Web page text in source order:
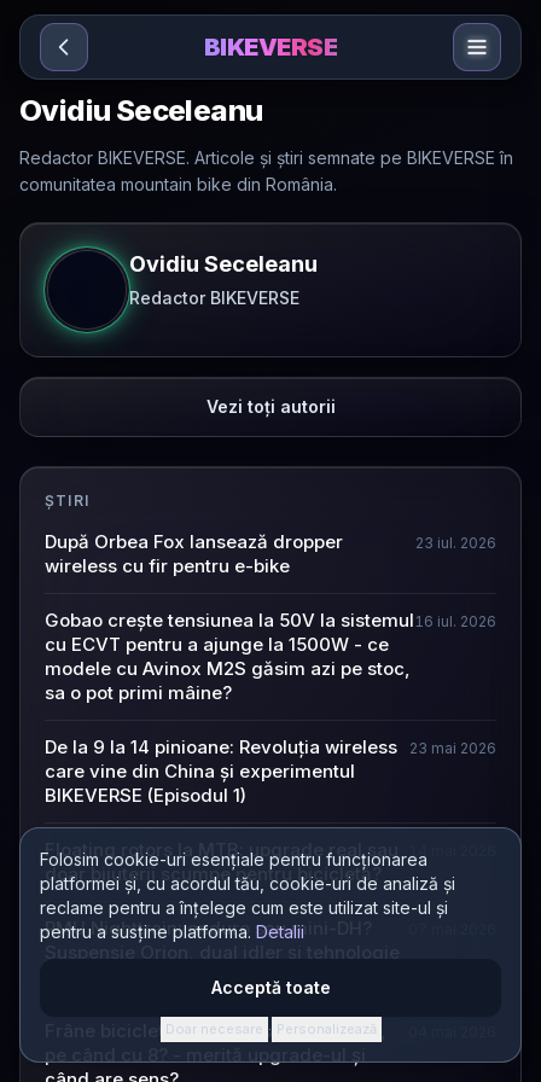
Sari la conținut
Folosim cookie-uri esențiale pentru funcționarea
platformei și, cu acordul tău, cookie-uri de analiză și
reclame pentru a înțelege cum este utilizat site-ul și
pentru a susține platforma. Detalii
Acceptă toate
Doar necesare · Personalizează
BIKEVERSE
Ovidiu Seceleanu
Redactor BIKEVERSE. Articole și știri semnate pe BIKEVERSE în
comunitatea mountain bike din România.
Ovidiu Seceleanu
Redactor BIKEVERSE
Vezi toți autorii
ȘTIRI
După Orbea Fox lansează dropper
wireless cu fir pentru e-bike
23 iul. 2026
Gobao crește tensiunea la 50V la sistemul
cu ECVT pentru a ajunge la 1500W - ce
modele cu Avinox M2S găsim azi pe stoc,
sa o pot primi mâine?
16 iul. 2026
De la 9 la 14 pinioane: Revoluția wireless
care vine din China și experimentul
BIKEVERSE (Episodul 1)
23 mai 2026
Floating rotors la MTB: upgrade real sau
doar bijuterii scumpe pentru bicicletă?
RMU Nighttrain: enduro sau mini-DH?
mid-pivot explicate
Frâne bicicletă cu 2 vs 4 vs 6 pistoane,